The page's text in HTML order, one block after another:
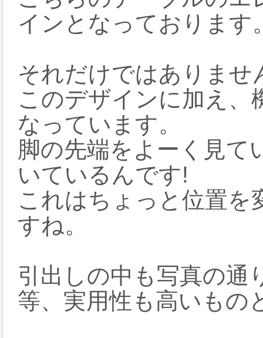
インとなっております
それだけではありませ
このデザインに加え、
なっています。
脚の先端をよーく見て
いているんです!
これはちょっと位置を
すね。
引出しの中も写真の通
等、実用性も高いもの